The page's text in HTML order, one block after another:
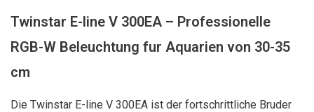
Twinstar E-line V 300EA – Professionelle
RGB-W Beleuchtung fur Aquarien von 30-35
cm
Die Twinstar E-line V 300EA ist der fortschrittliche Bruder